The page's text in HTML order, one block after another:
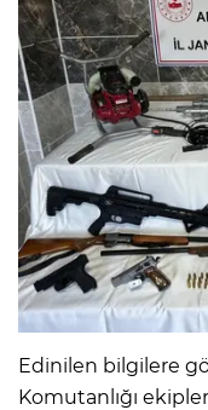
Edinilen bilgilere
Komutanlığı